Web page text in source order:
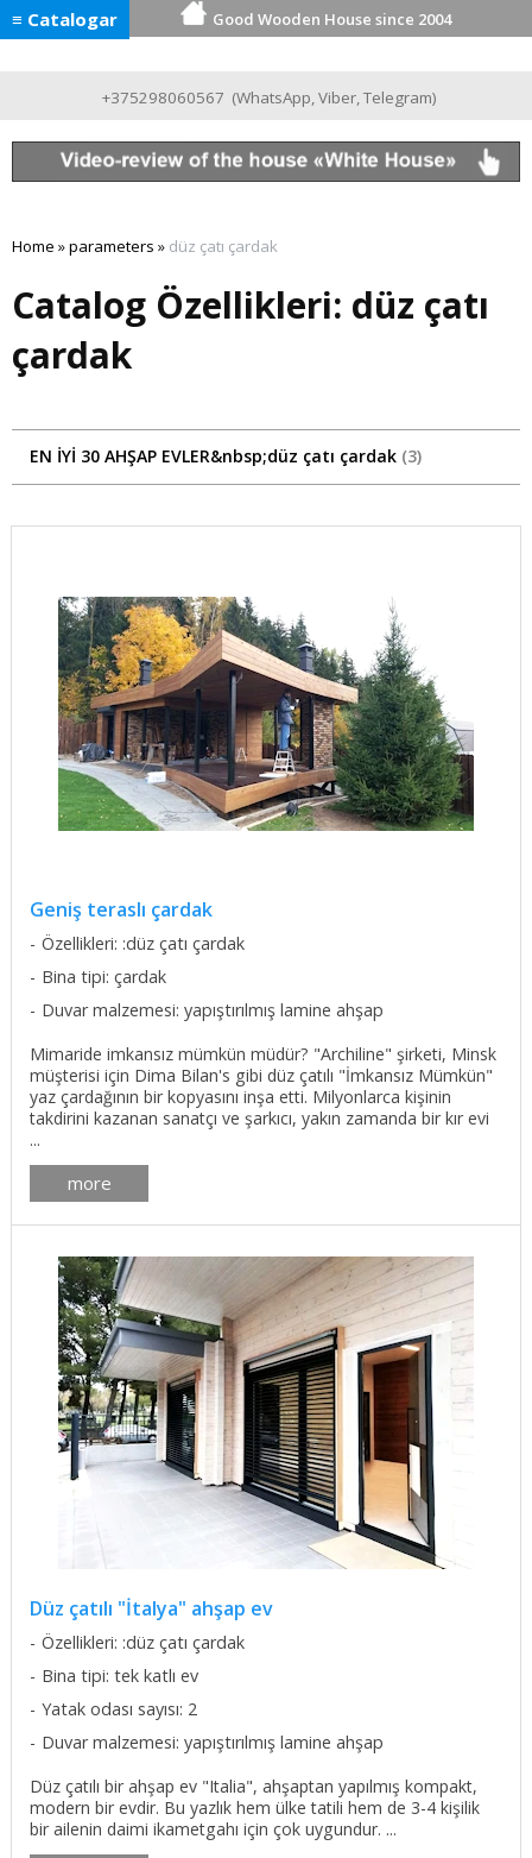
≡ Catalogar Good Wooden House since 2004
+375298060567 (WhatsApp,Viber,Telegram)
Home »parameters » düz çatı çardak
Catalog Özellikleri: düz çatı
çardak
EN İYİ 30 AHŞAP EVLER&nbsp;düz çatı çardak 3
Geniş teraslı çardak
Özellikleri: :düz çatı çardak
Bina tipi: çardak
Duvar malzemesi: yapıştırılmış lamine ahşap
Mimaride imkansız mümkün müdür? "Archiline" şirketi, Minsk
müşterisi için Dima Bilan's gibi düz çatılı "İmkansız Mümkün"
yaz çardağının bir kopyasını inşa etti. Milyonlarca kişinin
takdirini kazanan sanatçı ve şarkıcı, yakın zamanda bir kır evi
...
more
Düz çatılı "İtalya" ahşap ev
Özellikleri: :düz çatı çardak
Bina tipi: tek katlı ev
Yatak odası sayısı: 2
Duvar malzemesi: yapıştırılmış lamine ahşap
Düz çatılı bir ahşap ev "Italia", ahşaptan yapılmış kompakt,
modern bir evdir. Bu yazlık hem ülke tatili hem de 3-4 kişilik
bir ailenin daimi ikametgahı için çok uygundur. ...